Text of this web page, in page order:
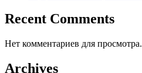
Recent Comments
Нет комментариев для просмотра.
Archives